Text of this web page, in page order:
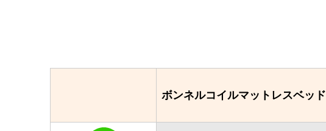
ボンネルコイルマットレスベッド